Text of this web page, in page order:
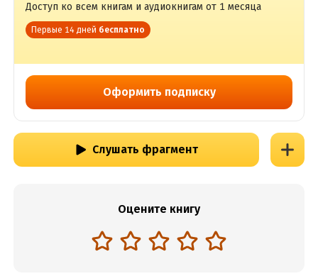
Доступ ко всем книгам и аудиокнигам от 1 месяца
Первые 14 дней бесплатно
Оформить подписку
Слушать фрагмент
Оцените книгу